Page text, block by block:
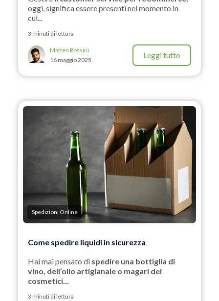
oggi, significa essere presenti nel momento in
cui...
3 minuti di lettura
Matteo Rossini
16 maggio 2025
Leggi tutto
Spedizioni Online
Come spedire liquidi in sicurezza
Hai mai pensato di spedire una bottiglia di
vino, dell’olio artigianale o magari dei
cosmetici...
3 minuti di lettura